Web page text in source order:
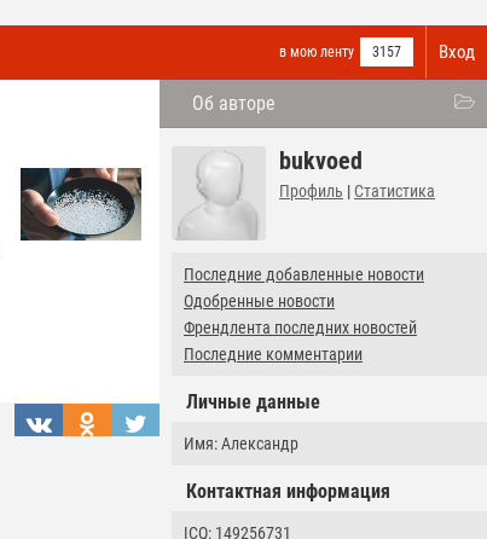
Вход
в мою ленту 3157
Об авторе
bukvoed
Профиль | Статистика
Последние добавленные новости
Одобренные новости
Френдлента последних новостей
Последние комментарии
Личные данные
Имя: Александр
Контактная информация
ICQ: 149256731